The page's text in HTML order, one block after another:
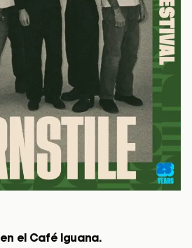
el Café Iguana.